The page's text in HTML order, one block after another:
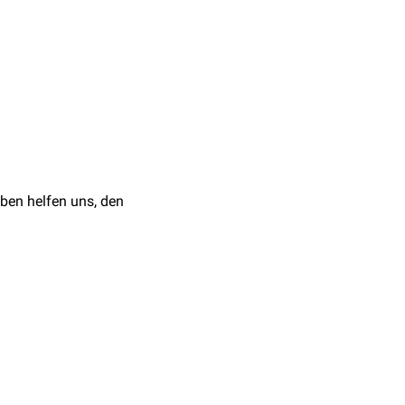
helfen uns, den